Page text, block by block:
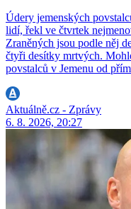
Údery jemenských
lidí, řekl ve čtvrtek
Zraněných jsou podle něj
čtyři desítky mrtvých.
povstalců v Jemenu od
Aktuálně.cz - Zprávy
6. 8. 2026, 20:27